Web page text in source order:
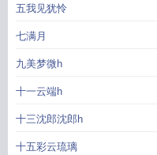
春信昼眠npH
五我见犹怜
七满月
九美梦微h
十一云端h
十三沈郎沈郎h
十五彩云琉璃